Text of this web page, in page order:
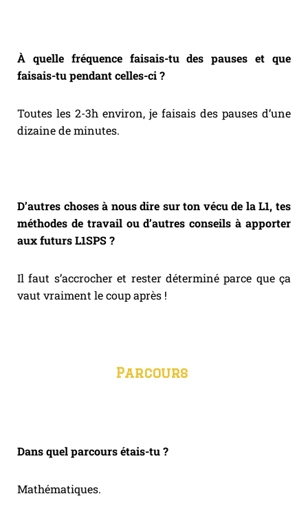
À quelle fréquence faisais-tu des pauses et que
faisais-tu pendant celles-ci ?
Toutes les 2-3h environ, je faisais des pauses d’une
dizaine de minutes.
D’autres choses à nous dire sur ton vécu de la L1, tes
méthodes de travail ou d’autres conseils à apporter
aux futurs L1SPS ?
Il faut s’accrocher et rester déterminé parce que ça
vaut vraiment le coup après !
Parcours
Dans quel parcours étais-tu ?
Mathématiques.